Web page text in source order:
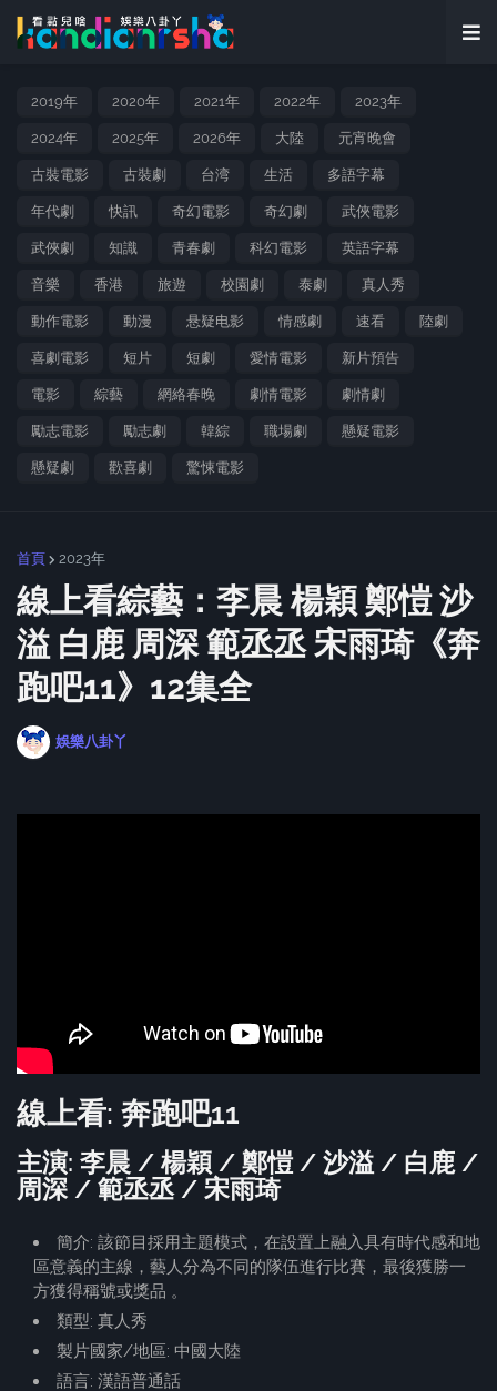
2019年 2020年 2021年 2022年 2023年
2024年 2025年 2026年 大陸 元宵晚會
古裝電影 古裝劇 台湾 生活 多語字幕
年代劇 快訊 奇幻電影 奇幻劇 武俠電影
武俠劇 知識 青春劇 科幻電影 英語字幕
音樂 香港 旅遊 校園劇 泰劇 真人秀
動作電影 動漫 悬疑电影 情感劇 速看 陸劇
喜劇電影 短片 短劇 愛情電影 新片預告
電影 綜藝 網絡春晚 劇情電影 劇情劇
勵志電影 勵志劇 韓綜 職場劇 懸疑電影
懸疑劇 歡喜劇 驚悚電影
首頁 2023年
線上看綜藝：李晨 楊穎 鄭愷 沙
溢 白鹿 周深 範丞丞 宋雨琦《奔
跑吧11》12集全
娛樂八卦丫
線上看: 奔跑吧11
主演: 李晨 / 楊穎 / 鄭愷 / 沙溢 / 白鹿 /
周深 / 範丞丞 / 宋雨琦
簡介: 該節目採用主題模式，在設置上融入具有時代感和地
區意義的主線，藝人分為不同的隊伍進行比賽，最後獲勝一
方獲得稱號或獎品 。
類型: 真人秀
製片國家/地區: 中國大陸
語言: 漢語普通話